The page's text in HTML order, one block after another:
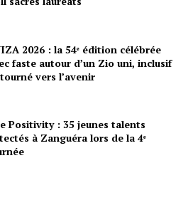
2026 : la 54ᵉ édition célébrée
faste autour d’un Zio uni, inclusif
vers l’avenir
Positivity : 35 jeunes talents
à Zanguéra lors de la 4ᵉ